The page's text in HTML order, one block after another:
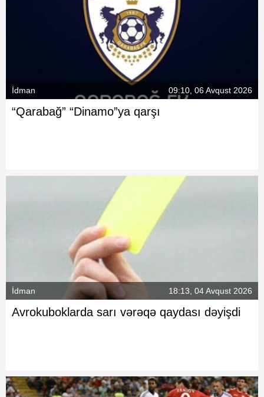
İdman 09:10, 06 Avqust 2026
“Qarabağ” “Dinamo”ya qarşı
İdman 18:13, 04 Avqust 2026
Avrokuboklarda sarı vərəqə qaydası dəyişdi